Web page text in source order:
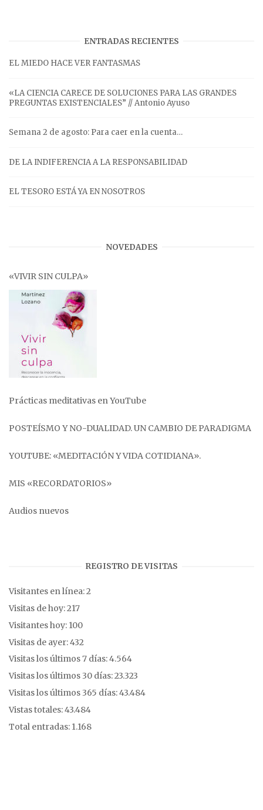
ENTRADAS RECIENTES
EL MIEDO HACE VER FANTASMAS
«LA CIENCIA CARECE DE SOLUCIONES PARA LAS GRANDES
PREGUNTAS EXISTENCIALES” // Antonio Ayuso
Semana 2 de agosto: Para caer en la cuenta…
DE LA INDIFERENCIA A LA RESPONSABILIDAD
EL TESORO ESTÁ YA EN NOSOTROS
NOVEDADES
«VIVIR SIN CULPA»
Prácticas meditativas en YouTube
POSTEÍSMO Y NO-DUALIDAD. UN CAMBIO DE PARADIGMA
YOUTUBE: «MEDITACIÓN Y VIDA COTIDIANA».
MIS «RECORDATORIOS»
Audios nuevos
REGISTRO DE VISITAS
Visitantes en línea:2
Visitas de hoy:217
Visitantes hoy: 100
Visitas de ayer:432
Visitas los últimos 7 días:4.564
Visitas los últimos 30 días:23.323
Visitas los últimos 365 días:43.484
Vistas totales:43.484
Total entradas: 1.168